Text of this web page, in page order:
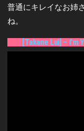
普通にキレイなお姉
ね。
[Takane Lui] – I’m